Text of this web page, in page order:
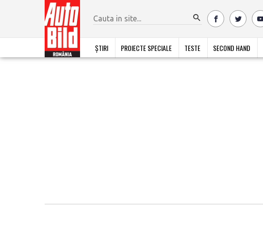
ȘTIRI PROIECTE SPECIALE TESTE SECOND HAND